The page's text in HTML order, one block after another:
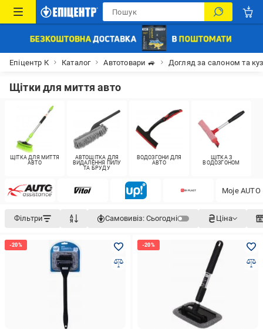
Епіцентр К Каталог Автотовари 🚙 Догляд за салоном та
Щітки для миття авто
ЩІТКА ДЛЯ МИТТЯ
АВТО
АВТОЩІТКА ДЛЯ
ВИДАЛЕННЯ ПИЛУ
ТА БРУДУ
ВОДОЗГОНИ ДЛЯ
АВТО
ЩІТКА З
ВОДОЗГОНОМ
Moje AUTO
Фільтри Самовивіз: Сьогодні Ціна